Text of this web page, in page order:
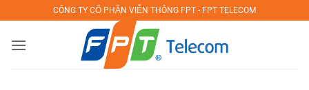
qua
nội
CÔNG TY CỔ PHẦN VIỄN THÔNG FPT - FPT TELECOM